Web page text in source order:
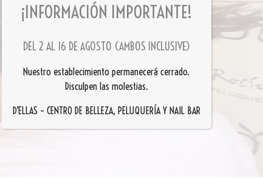
¡INFORMACIÓN IMPORTANTE!
DEL 2 AL 16 DE AGOSTO (AMBOS INCLUSIVE)
Nuestro establecimiento permanecerá cerrado.
Disculpen las molestias.
D’ELLAS – CENTRO DE BELLEZA, PELUQUERÍA Y NAIL BAR